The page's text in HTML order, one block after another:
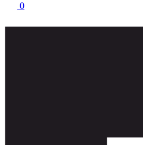
0